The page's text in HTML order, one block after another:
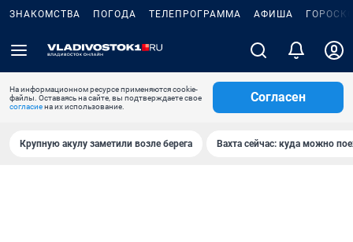
ЗНАКОМСТВА ПОГОДА ТЕЛЕПРОГРАММА АФИША
На информационном ресурсе применяются cookie-
файлы. Оставаясь на сайте, вы подтверждаете свое
согласиена их использование.
Согласен
Крупную акулу заметили возле берега Вахта сейчас: куда можно